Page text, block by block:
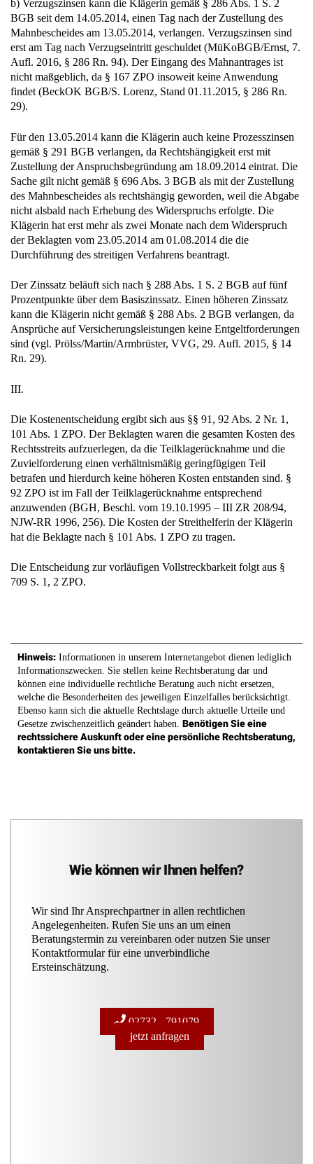
b) Verzugszinsen kann die Klägerin gemäß § 286 Abs. 1 S. 2
BGB seit dem 14.05.2014, einen Tag nach der Zustellung des
Mahnbescheides am 13.05.2014, verlangen. Verzugszinsen sind
erst am Tag nach Verzugseintritt geschuldet (MüKoBGB/Ernst, 7.
Aufl. 2016, § 286 Rn. 94). Der Eingang des Mahnantrages ist
nicht maßgeblich, da § 167 ZPO insoweit keine Anwendung
findet (BeckOK BGB/S. Lorenz, Stand 01.11.2015, § 286 Rn.
29).
Für den 13.05.2014 kann die Klägerin auch keine Prozesszinsen
gemäß § 291 BGB verlangen, da Rechtshängigkeit erst mit
Zustellung der Anspruchsbegründung am 18.09.2014 eintrat. Die
Sache gilt nicht gemäß § 696 Abs. 3 BGB als mit der Zustellung
des Mahnbescheides als rechtshängig geworden, weil die Abgabe
nicht alsbald nach Erhebung des Widerspruchs erfolgte. Die
Klägerin hat erst mehr als zwei Monate nach dem Widerspruch
der Beklagten vom 23.05.2014 am 01.08.2014 die die
Durchführung des streitigen Verfahrens beantragt.
Der Zinssatz beläuft sich nach § 288 Abs. 1 S. 2 BGB auf fünf
Prozentpunkte über dem Basiszinssatz. Einen höheren Zinssatz
kann die Klägerin nicht gemäß § 288 Abs. 2 BGB verlangen, da
Ansprüche auf Versicherungsleistungen keine Entgeltforderungen
sind (vgl. Prölss/Martin/Armbrüster, VVG, 29. Aufl. 2015, § 14
Rn. 29).
III.
Die Kostenentscheidung ergibt sich aus §§ 91, 92 Abs. 2 Nr. 1,
101 Abs. 1 ZPO. Der Beklagten waren die gesamten Kosten des
Rechtsstreits aufzuerlegen, da die Teilklagerücknahme und die
Zuvielforderung einen verhältnismäßig geringfügigen Teil
betrafen und hierdurch keine höheren Kosten entstanden sind. §
92 ZPO ist im Fall der Teilklagerücknahme entsprechend
anzuwenden (BGH, Beschl. vom 19.10.1995 – III ZR 208/94,
NJW-RR 1996, 256). Die Kosten der Streithelferin der Klägerin
hat die Beklagte nach § 101 Abs. 1 ZPO zu tragen.
Die Entscheidung zur vorläufigen Vollstreckbarkeit folgt aus §
709 S. 1, 2 ZPO.
Hinweis: Informationen in unserem Internetangebot dienen lediglich
Informationszwecken. Sie stellen keine Rechtsberatung dar und
können eine individuelle rechtliche Beratung auch nicht ersetzen,
welche die Besonderheiten des jeweiligen Einzelfalles berücksichtigt.
Ebenso kann sich die aktuelle Rechtslage durch aktuelle Urteile und
Gesetze zwischenzeitlich geändert haben. Benötigen Sie eine
rechtssichere Auskunft oder eine persönliche Rechtsberatung,
kontaktieren Sie uns bitte.
Wie können wir Ihnen helfen?
Wir sind Ihr Ansprechpartner in allen rechtlichen
Angelegenheiten. Rufen Sie uns an um einen
Beratungstermin zu vereinbaren oder nutzen Sie unser
Kontaktformular für eine unverbindliche
Ersteinschätzung.
02732 - 791079
jetzt anfragen